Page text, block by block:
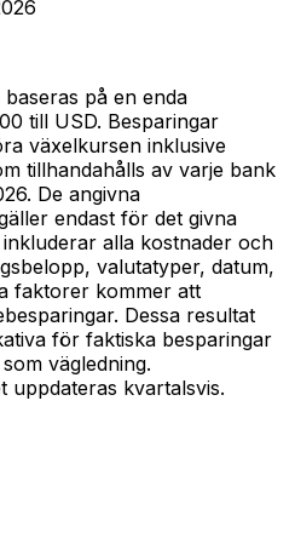
på en enda
till USD. Besparingar
växelkursen inklusive
tillhandahålls av varje bank
De angivna
endast för det givna
alla kostnader och
valutatyper, datum,
faktorer kommer att
Dessa resultat
för faktiska besparingar
vägledning.
uppdateras kvartalsvis.